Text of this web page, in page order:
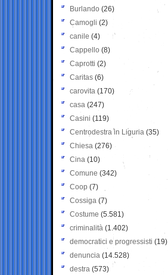
Burlando (26)
Camogli (2)
canile (4)
Cappello (8)
Caprotti (2)
Caritas (6)
carovita (170)
casa (247)
Casini (119)
Centrodestra in Liguria (35)
Chiesa (276)
Cina (10)
Comune (342)
Coop (7)
Cossiga (7)
Costume (5.581)
criminalità (1.402)
democratici e progressisti (19)
denuncia (14.528)
destra (573)